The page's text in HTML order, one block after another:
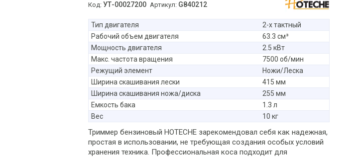
Код: УТ-00027200 Артикул: G840212
Тип двигателя
2-х тактный
Рабочий объем двигателя
63.3 см³
Мощность двигателя
2.5 кВт
Макс. частота вращения
7500 об/мин
Режущий элемент
Ножи/Леска
Ширина скашивания лески
415 мм
Ширина скашивания ножа/диска
255 мм
Емкость бака
1.3 л
Вес
10 кг
Триммер бензиновый HOTECHE зарекомендовал себя как надежная,
простая в использовании, не требующая создания особых условий
хранения техника. Профессиональная коса подходит для